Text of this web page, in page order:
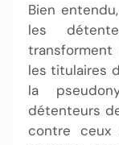
Bien
les
les titulaires
la
détenteurs
contre